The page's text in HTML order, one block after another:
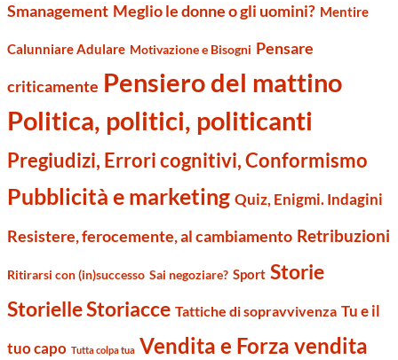
Smanagement Meglio le donne o gli uomini? Mentire
Calunniare Adulare Motivazione e Bisogni Pensare
criticamente Pensiero del mattino
Politica, politici, politicanti
Pregiudizi, Errori cognitivi, Conformismo
Pubblicità e marketing Quiz, Enigmi. Indagini
Resistere, ferocemente, al cambiamento Retribuzioni
Ritirarsi con (in)successo Sai negoziare? Sport Storie
Storielle Storiacce Tattiche di sopravvivenza Tu e il
tuo capo Tutta colpa tua Vendita e Forza vendita